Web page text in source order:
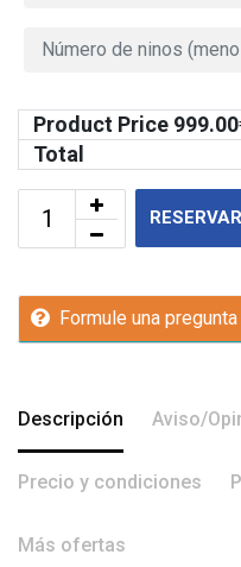
Product Price 999.00
Total
RESERVAR
Formule una pregunta
Descripción Aviso/
Precio y condiciones
Más ofertas